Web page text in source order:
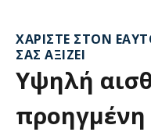
ΧΑΡΊΣΤΕ ΣΤΟΝ
ΣΑΣ ΑΞΊΖΕΙ
Υψηλή
προηγμένη